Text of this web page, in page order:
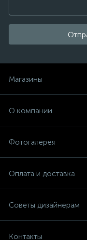
Магазины
О компании
Фотогалерея
Оплата и доставка
Советы дизайнерам
Контакты